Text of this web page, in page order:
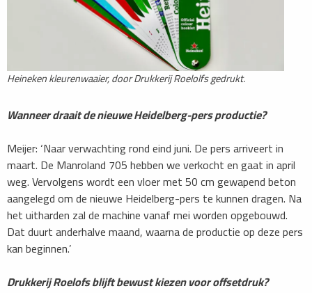
Heineken kleurenwaaier, door Drukkerij Roelolfs gedrukt.
Wanneer draait de nieuwe Heidelberg-pers productie?
Meijer: ‘Naar verwachting rond eind juni. De pers arriveert in
maart. De Manroland 705 hebben we verkocht en gaat in april
weg. Vervolgens wordt een vloer met 50 cm gewapend beton
aangelegd om de nieuwe Heidelberg-pers te kunnen dragen. Na
het uitharden zal de machine vanaf mei worden opgebouwd.
Dat duurt anderhalve maand, waarna de productie op deze pers
kan beginnen.’
Drukkerij Roelofs blijft bewust kiezen voor offsetdruk?